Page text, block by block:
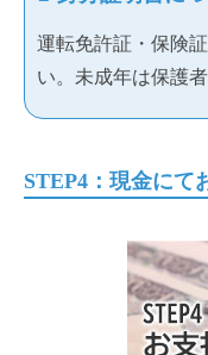
運転免許証・保険
い。未成年は保護
STEP4：現金にて